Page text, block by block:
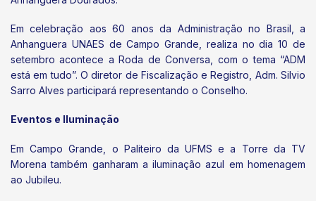
Em celebração aos 60 anos da Administração no Brasil, a
Anhanguera UNAES de Campo Grande, realiza no dia 10 de
setembro acontece a Roda de Conversa, com o tema “ADM
está em tudo”. O diretor de Fiscalização e Registro, Adm. Silvio
Sarro Alves participará representando o Conselho.
Eventos e Iluminação
Em Campo Grande, o Paliteiro da UFMS e a Torre da TV
Morena também ganharam a iluminação azul em homenagem
ao Jubileu.